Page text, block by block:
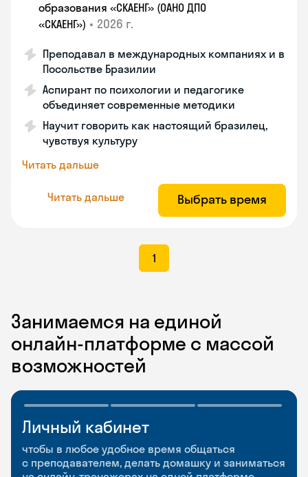
образования «СКАЕНГ» (ОАНО ДПО
«СКАЕНГ») • 2026 г.
Преподавал в международных компаниях и в
Посольстве Бразилии
Аспирант по психологии и педагогике
объединяет современные методики
Научит говорить как настоящий бразилец,
чувствуя культуру
Читать дальше
Читать дальше Выбрать время
1
Занимаемся на единой
онлайн-платформе с массой
возможностей
Личный кабинет
чтобы в любое удобное время общаться
с преподавателем, делать домашку и заниматься
Мобильное
приложение
чтобы заниматься и изучать новые слова где
Разговорные клубы
и Talks
Групповые занятия для разговорной практики